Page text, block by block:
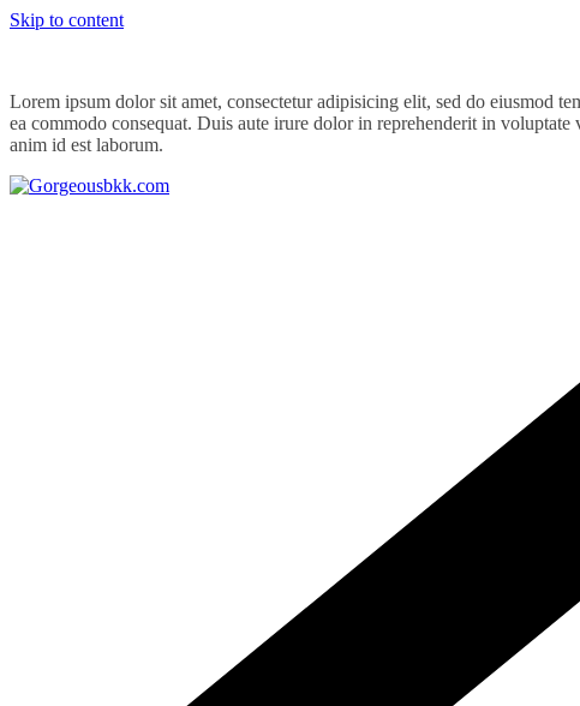
Skip to content
Lorem ipsum dolor sit amet, consectetur adipisicing elit, sed do eiusmod
ea commodo consequat. Duis aute irure dolor in reprehenderit in
anim id est laborum.